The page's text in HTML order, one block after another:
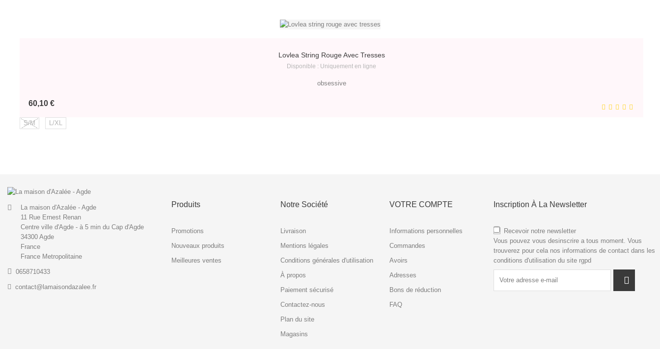
Lovlea String Rouge Avec Tresses
Disponible : Uniquement en ligne
obsessive
60,10 €Prix
S/M L/XL
La maison d'Azalée - Agde
11 Rue Ernest Renan
Centre ville d'Agde - à 5 min du Cap d'Agde
34300 Agde
France
France Metropolitaine
0658710433
contact@lamaisondazalee.fr
Produits
Promotions
Nouveaux produits
Meilleures ventes
Notre Société
Livraison
Mentions légales
Conditions générales d'utilisation
À propos
Paiement sécurisé
Contactez-nous
Plan du site
Magasins
VOTRE COMPTE
Informations personnelles
Commandes
Avoirs
Adresses
Bons de réduction
FAQ
Inscription À La Newsletter
Recevoir notre newsletter
Vous pouvez vous desinscrire a tous moment. Vous
trouverez pour cela nos informations de contact dans les
conditions d'utilisation du site rgpd